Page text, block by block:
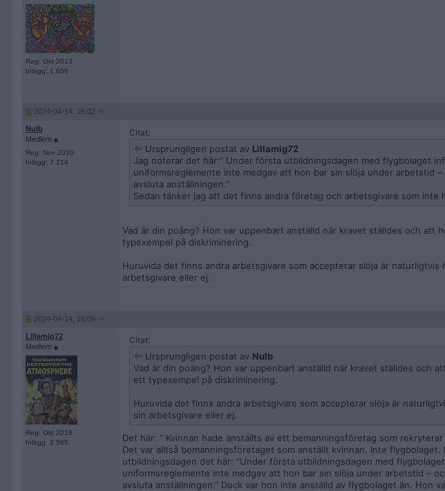
Reg: Okt 2013
Inlägg: 1 656
2024-04-14, 16:02
Nulb
Medlem
Reg: Nov 2010
Inlägg: 7 214
Citat:
Ursprungligen postat av Lillamig72
Jag noterar det här:” Under första utbildningsdagen med flygbolaget
uniformsreglemente inte medgav att hon bar sin slöja under arbetstid
avsluta anställningen.”
Sedan tänker jag att det finns andra företag och arbetsgivare som inte
Vad är din poäng? Hon var uppenbart anställd när kravet ställdes och att
typexempel på diskriminering.
Huruvida det finns andra arbetsgivare som accepterar slöja är
arbetsgivare eller ej.
2024-04-14, 16:09
Lillamig72
Medlem
Reg: Okt 2016
Inlägg: 2 565
Citat:
Ursprungligen postat av Nulb
Vad är din poäng? Hon var uppenbart anställd när kravet ställdes och
ett typexempel på diskriminering.
Huruvida det finns andra arbetsgivare som accepterar slöja är
sin arbetsgivare eller ej.
Det här: ” Kvinnan hade anställts av ett bemanningsföretag som
Det var alltså bemanningsföretaget som anställt kvinnan. Inte
utbildningsdagen det här: ”Under första utbildningsdagen med
uniformsreglemente inte medgav att hon bar sin slöja under arbetstid –
avsluta anställningen.” Dock var hon inte anställd av flygbolaget än. Hon